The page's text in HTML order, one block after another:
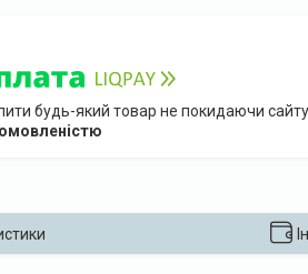
будь-який товар не покидаючи сайту.